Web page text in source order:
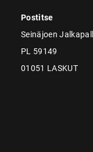
Postitse
Seinäjoen
PL 59149
01051 LASKUT